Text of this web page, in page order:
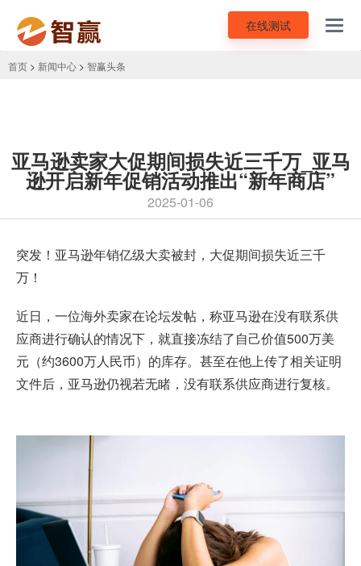
在线测试
首页 > 新闻中心 > 智赢头条
亚马逊卖家大促期间损失近三千万_亚马
逊开启新年促销活动推出“新年商店”
2025-01-06
突发！亚马逊年销亿级大卖被封，大促期间损失近三千
万！
近日，一位海外卖家在论坛发帖，称亚马逊在没有联系供
应商进行确认的情况下，就直接冻结了自己价值500万美
元（约3600万人民币）的库存。甚至在他上传了相关证明
文件后，亚马逊仍视若无睹，没有联系供应商进行复核。